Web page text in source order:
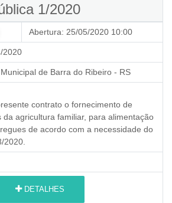
1/2020
Abertura: 25/05/2020 10:00
2020
de Barra do Ribeiro - RS
contrato o fornecimento de
agricultura familiar, para alimentação
de acordo com a necessidade do
2020.
DETALHES